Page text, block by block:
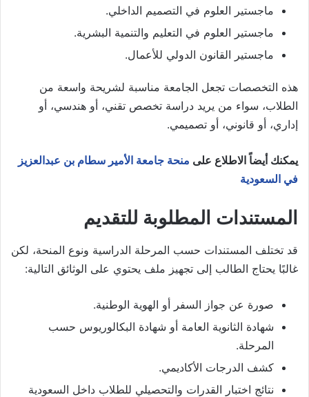
ماجستير العلوم في التصميم الداخلي.
ماجستير العلوم في التعليم والتنمية البشرية.
ماجستير القانون الدولي للأعمال.
هذه التخصصات تجعل الجامعة مناسبة لشريحة واسعة من
الطلاب، سواء من يريد دراسة تخصص تقني، أو هندسي، أو
إداري، أو قانوني، أو تصميمي.
يمكنك أيضاً الاطلاع على منحة جامعة الأمير سطام بن عبدالعزيز
في السعودية
المستندات المطلوبة للتقديم
قد تختلف المستندات حسب المرحلة الدراسية ونوع المنحة، لكن
غالبًا يحتاج الطالب إلى تجهيز ملف يحتوي على الوثائق التالية:
صورة عن جواز السفر أو الهوية الوطنية.
شهادة الثانوية العامة أو شهادة البكالوريوس حسب
المرحلة.
كشف الدرجات الأكاديمي.
نتائج اختبار القدرات والتحصيلي للطلاب داخل السعودية